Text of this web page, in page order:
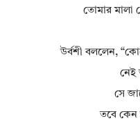
তোমার মালা
উর্বশী বললেন,
নেই
সে
তবে কেন